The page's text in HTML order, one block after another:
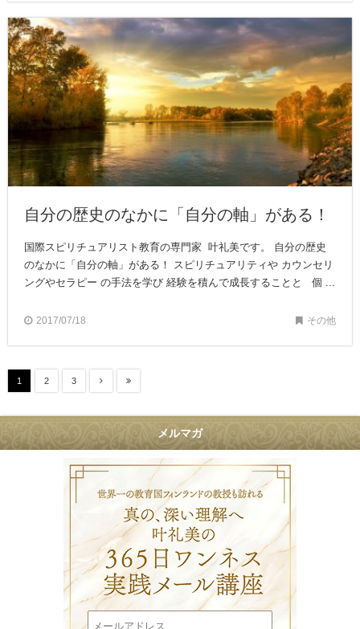
自分の歴史のなかに「自分の軸」がある！
国際スピリチュアリスト教育の専門家 叶礼美です。 自分の歴史
のなかに「自分の軸」がある！ スピリチュアリティや カウンセリ
ングやセラピー の手法を学び 経験を積んで成長することと 個 ...
2017/07/18 その他
1 2 3
メルマガ